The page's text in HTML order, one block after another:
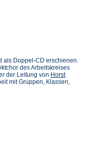
als Doppel-CD erschienen.
des Arbeitskreises
der Leitung von Horst
mit Gruppen, Klassen,